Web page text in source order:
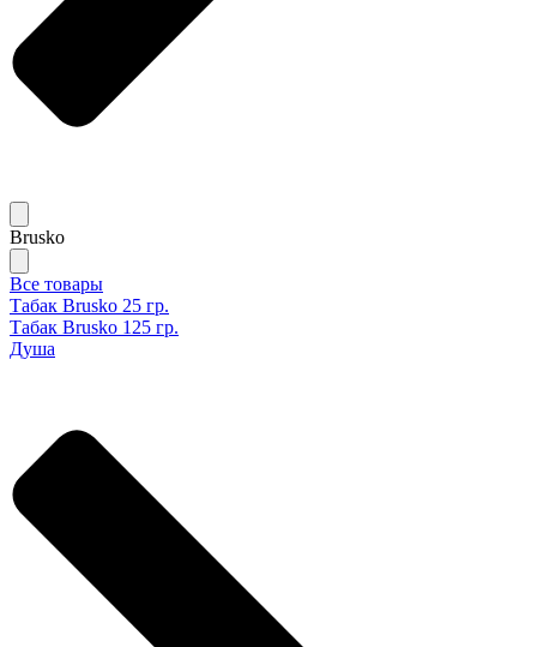
Brusko
Все товары
Табак Brusko 25 гр.
Табак Brusko 125 гр.
Душа